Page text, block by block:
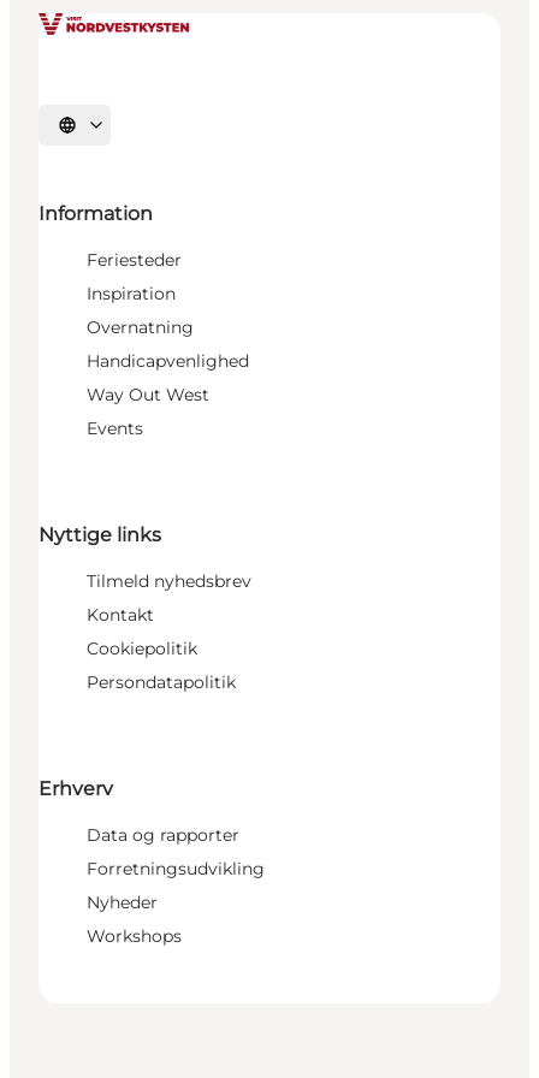
Vælg sprog
Information
Feriesteder
Inspiration
Overnatning
Handicapvenlighed
Way Out West
Events
Nyttige links
Tilmeld nyhedsbrev
Kontakt
Cookiepolitik
Persondatapolitik
Erhverv
Data og rapporter
Forretningsudvikling
Nyheder
Workshops